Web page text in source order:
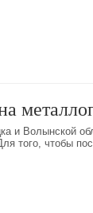
и Волынской
того, чтобы